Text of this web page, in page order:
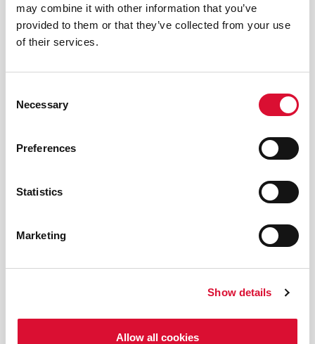
may combine it with other information that you’ve
provided to them or that they’ve collected from your use
of their services.
Selection
Necessary
Preferences
Statistics
Marketing
Show details
Allow all cookies